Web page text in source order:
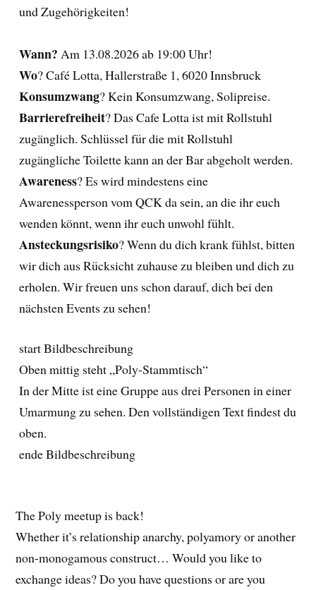
und Zugehörigkeiten!
Wann?Am 13.08.2026 ab 19:00 Uhr!
Wo? Café Lotta, Hallerstraße 1, 6020 Innsbruck
Konsumzwang? Kein Konsumzwang, Solipreise.
Barrierefreiheit? Das Cafe Lotta ist mit Rollstuhl
zugänglich. Schlüssel für die mit Rollstuhl
zugängliche Toilette kann an der Bar abgeholt werden.
Awareness? Es wird mindestens eine
Awarenessperson vom QCK da sein, an die ihr euch
wenden könnt, wenn ihr euch unwohl fühlt.
Ansteckungsrisiko? Wenn du dich krank fühlst, bitten
wir dich aus Rücksicht zuhause zu bleiben und dich zu
erholen. Wir freuen uns schon darauf, dich bei den
nächsten Events zu sehen!
start Bildbeschreibung
Oben mittig steht „Poly-Stammtisch“
In der Mitte ist eine Gruppe aus drei Personen in einer
Umarmung zu sehen. Den vollständigen Text findest du
oben.
ende Bildbeschreibung
The Poly meetup is back!
Whether it’s relationship anarchy, polyamory or another
non-monogamous construct… Would you like to
exchange ideas? Do you have questions or are you